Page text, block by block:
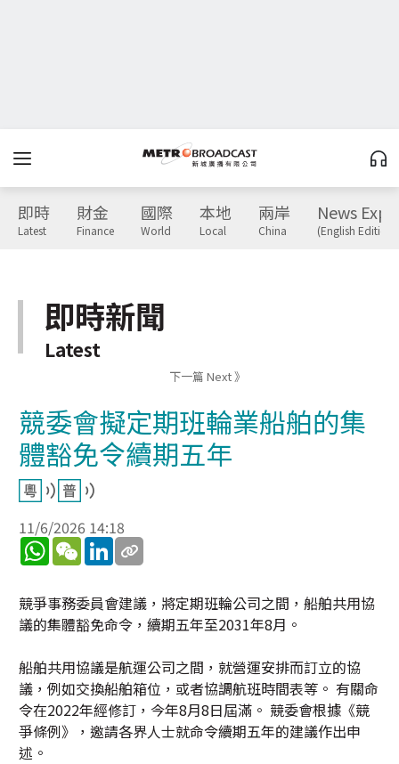
即時
Latest
財金
Finance
國際
World
本地
Local
兩岸
China
News
(English Edition)
即時新聞
Latest
下一篇 Next 》
競委會擬定期班輪業船舶的集
體豁免令續期五年
11/6/2026 14:18
WhatsApp
WeChatLinkedIn
競爭事務委員會建議，將定期班輪公司之間，船舶共用協
議的集體豁免命令，續期五年至2031年8月。
船舶共用協議是航運公司之間，就營運安排而訂立的協
議，例如交換船舶箱位，或者協調航班時間表等。 有關命
令在2022年經修訂，今年8月8日屆滿。 競委會根據《競
爭條例》，邀請各界人士就命令續期五年的建議作出申
述。